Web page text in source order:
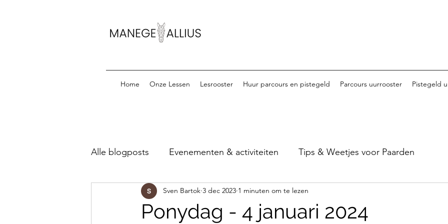
Home Onze Lessen Lesrooster Huur parcours en pistegeld Parcours uurrooster Pistegeld
Alle blogposts Evenementen & activiteiten Tips & Weetjes voor Paarden
Startlijsten Oefenparcours Tornooi van Haspengouw - 2023
Ponydag - 4 januari 2024
Sven Bartok 3 dec 2023 1 minuten om te lezen